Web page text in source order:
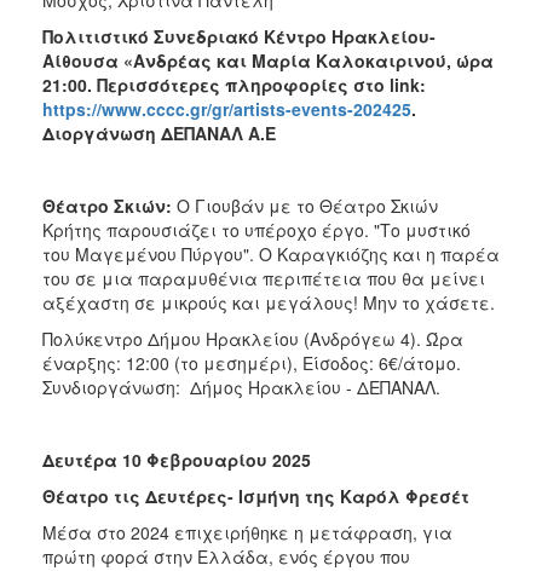
Πολιτιστικό Συνεδριακό Κέντρο Ηρακλείου-
Αίθουσα «Ανδρέας και Μαρία Καλοκαιρινού, ώρα
21:00. Περισσότερες πληροφορίες στο link:
https://www.cccc.gr/gr/artists-events-202425.
Διοργάνωση ΔΕΠΑΝΑΛ Α.Ε
Θέατρο Σκιών: Ο Γιουβάν με το Θέατρο Σκιών
Κρήτης παρουσιάζει το υπέροχο έργο. "Το μυστικό
του Μαγεμένου Πύργου". Ο Καραγκιόζης και η παρέα
του σε μια παραμυθένια περιπέτεια που θα μείνει
αξέχαστη σε μικρούς και μεγάλους! Μην το χάσετε.
Πολύκεντρο Δήμου Ηρακλείου (Ανδρόγεω 4). Ώρα
έναρξης: 12:00 (το μεσημέρι), Είσοδος: 6€/άτομο.
Συνδιοργάνωση: Δήμος Ηρακλείου - ΔΕΠΑΝΑΛ.
Δευτέρα 10 Φεβρουαρίου 2025
Θέατρο τις Δευτέρες- Ισμήνη της Καρόλ Φρεσέτ
Μέσα στο 2024 επιχειρήθηκε η μετάφραση, για
πρώτη φορά στην Ελλάδα, ενός έργου που